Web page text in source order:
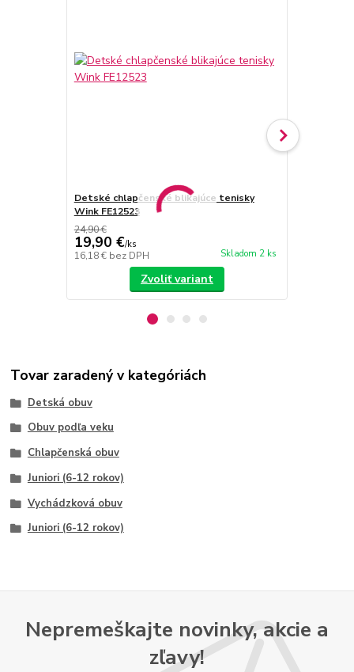
Detské chlapčenské blikajúce tenisky
Wink FE12523
24,90 €
19,90 €/ks
16,18 € bez DPH Skladom 2 ks
Zvoliť variant
Tovar zaradený v kategóriách
Detská obuv
Obuv podľa veku
Chlapčenská obuv
Juniori (6-12 rokov)
Vychádzková obuv
Juniori (6-12 rokov)
Nepremeškajte novinky, akcie a
zľavy!